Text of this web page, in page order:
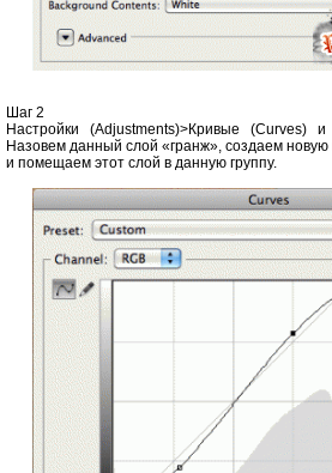
Шаг 2
Настройки (Adjustments)>Кривые (Curves)
Назовем данный слой «гранж», создаем
и помещаем этот слой в данную группу.